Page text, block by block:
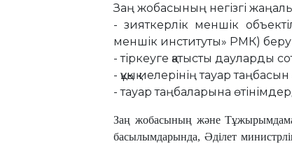
Заң жобасының негізгі
- зияткерлік меншік
меншік институты» РМК) беру
- тіркеуге қатысты дауларды
- құқық иелерінің тауар
- тауар таңбаларына
Заң жобасының және
басылымдарында, Әділет